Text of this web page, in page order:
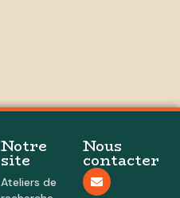
Notre
site
Ateliers de
Nous
contacter